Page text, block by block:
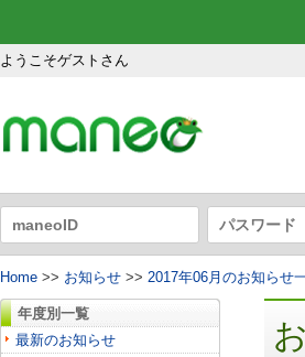
ようこそゲストさん
Home >> お知らせ >> 2017年06月のお知らせ
年度別一覧
最新のお知らせ